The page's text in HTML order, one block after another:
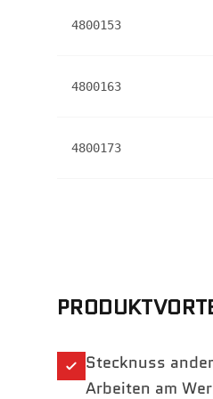
4800153
4800163
4800173
Stecknuss
Arbeiten am